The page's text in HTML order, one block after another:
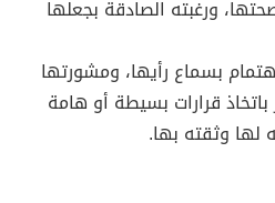
ورغبته الصادقة بجعلها
بسماع رأيها، ومشورتها
قرارات بسيطة أو هامة
لها وثقته بها.